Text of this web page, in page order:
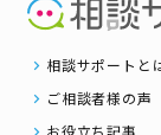
相談サポートと
ご相談者様の声
お役立ち記事